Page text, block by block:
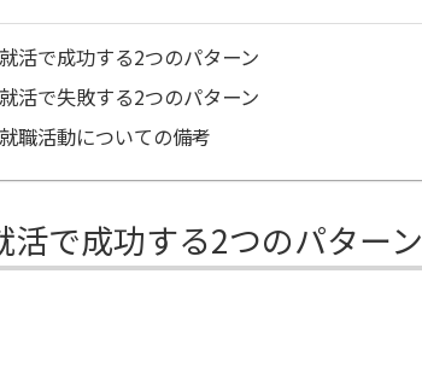
活で成功する2つのパターン
活で失敗する2つのパターン
職活動についての備考
活で成功する2つのパターン